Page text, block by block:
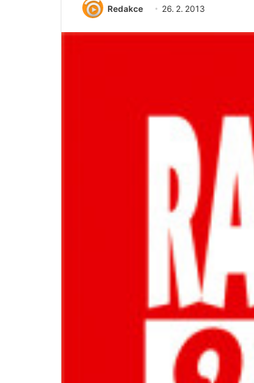
Redakce 26. 2. 2013